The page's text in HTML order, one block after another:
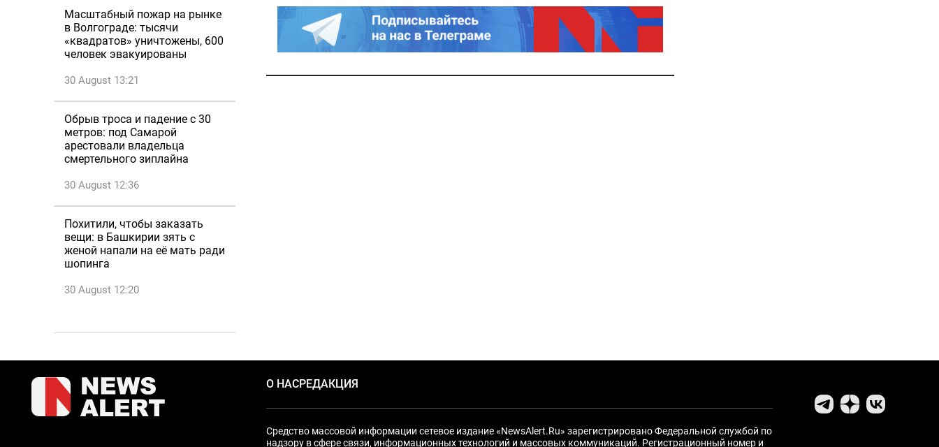
Масштабный пожар на рынке
в Волгограде: тысячи
«квадратов» уничтожены, 600
человек эвакуированы
30 August 13:21
Обрыв троса и падение с 30
метров: под Самарой
арестовали владельца
смертельного зиплайна
30 August 12:36
Похитили, чтобы заказать
вещи: в Башкирии зять с
женой напали на её мать ради
шопинга
30 August 12:20
О НАСРЕДАКЦИЯ
Средство массовой информации сетевое издание «NewsAlert.Ru» зарегистрировано Федеральной службой по
надзору в сфере связи, информационных технологий и массовых коммуникаций. Регистрационный номер и